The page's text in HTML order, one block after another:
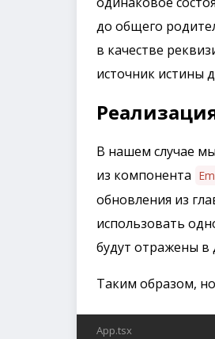
до общего
в качестве
источник истины
В нашем случае
из компонента
обновления из
использовать
будут отражены в
Таким образом,
App.tsx